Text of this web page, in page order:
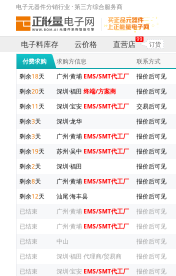
电子元器件分销行业 · 第三方综合服务商
电子料库存 云价格 直营店
99
订货
付费求购 求购方信息 联系方式
剩余18天 广州·黄埔 EMS/SMT代工厂 报价后可见
剩余20天 深圳·福田 终端/方案商 报价后可见
剩余11天 深圳·宝安 EMS/SMT代工厂 交易后可见
剩余3天 深圳·龙华 报价后可见
剩余3天 广州·黄埔 EMS/SMT代工厂 报价后可见
剩余19天 苏州·吴中 EMS/SMT代工厂 报价后可见
剩余2天 深圳·福田 报价后可见
剩余8天 广州·黄埔 EMS/SMT代工厂 报价后可见
剩余12天 汕尾·海丰县 报价后可见
已结束
广州·黄埔 EMS/SMT代工厂 报价后可见
已结束
广州·黄埔 EMS/SMT代工厂 报价后可见
已结束
中山 报价后可见
已结束
深圳·福田 代理商/贸易商 报价后可见
已结束
深圳·宝安 EMS/SMT代工厂 报价后可见